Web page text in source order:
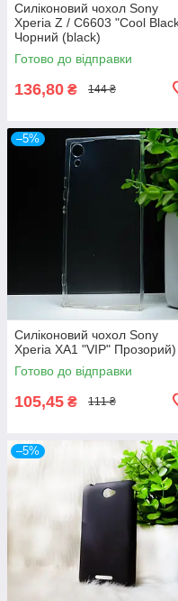
Силіконовий чохол Sony
Xperia Z / C6603 "Cool
Чорний (black)
Готово до відправки
136,80 ₴ 144 ₴
–5%
Силіконовий чохол Sony
Xperia XA1 "VIP" Прозорий)
Готово до відправки
105,45 ₴ 111 ₴
–5%